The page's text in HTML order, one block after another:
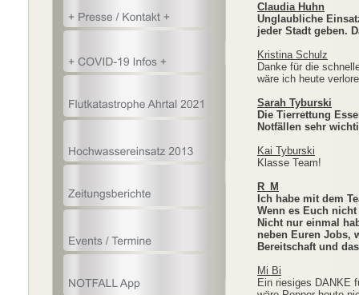
Claudia Huhn
Unglaubliche
jeder Stadt geben.
Kristina Schulz
Danke für die
wäre ich heute
Sarah Tyburski
Die Tierrettung
Notfällen sehr
Kai Tyburski
Klasse Team!
R_M
Ich habe mit dem
Wenn es Euch
Nicht nur einmal
neben Euren Jobs,
Bereitschaft und
Mi Bi
Ein riesiges DANKE